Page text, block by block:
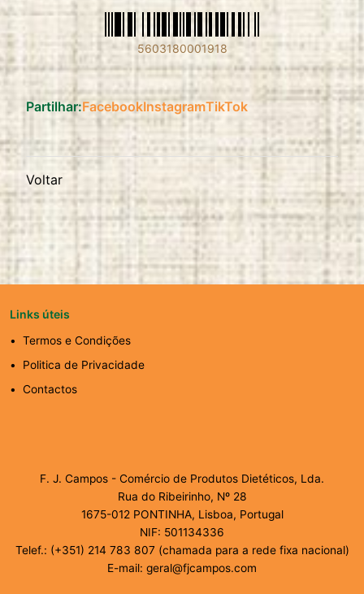
5603180001918
Partilhar:FacebookInstagramTikTok
Voltar
Links úteis
Termos e Condições
Politica de Privacidade
Contactos
F. J. Campos - Comércio de Produtos Dietéticos, Lda.
Rua do Ribeirinho, Nº 28
1675-012 PONTINHA, Lisboa, Portugal
NIF: 501134336
Telef.: (+351) 214 783 807 (chamada para a rede fixa nacional)
E-mail: geral@fjcampos.com